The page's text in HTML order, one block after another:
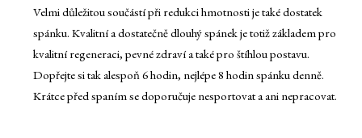
Velmi důležitou součástí při redukci hmotnosti je také dostatek
spánku. Kvalitní a dostatečně dlouhý spánek je totiž základem pro
kvalitní regeneraci, pevné zdraví a také pro štíhlou postavu.
Dopřejte si tak alespoň 6 hodin, nejlépe 8 hodin spánku denně.
Krátce před spaním se doporučuje nesportovat a ani nepracovat.